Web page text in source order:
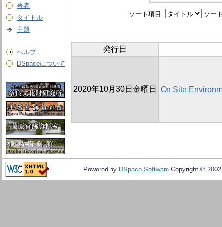
著者
タイトル
主題
ヘルプ
DSpaceについて
ソート項目: ソー
発行日
2020年10月30日金曜日 On Site
Powered by DSpace Software Copyright ©